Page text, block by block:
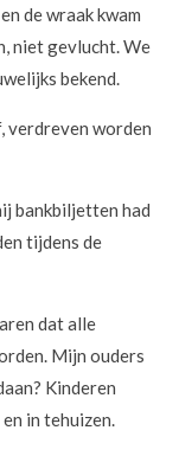
de wraak kwam
niet gevlucht. We
bekend.
verdreven worden
bankbiljetten had
tijdens de
dat alle
Mijn ouders
Kinderen
in tehuizen.